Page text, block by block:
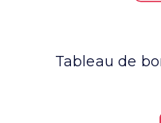
Tableau de